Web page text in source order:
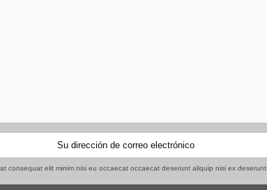
consequat elit minim nisi eu occaecat occaecat deserunt aliquip nisi ex deserunt.